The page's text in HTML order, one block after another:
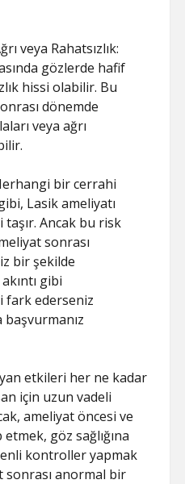
veya Rahatsızlık:
gözlerde hafif
hissi olabilir. Bu
dönemde
veya ağrı
bir cerrahi
Lasik ameliyatı
Ancak bu risk
sonrası
bir şekilde
gibi
fark ederseniz
etkileri her ne kadar
için uzun vadeli
ameliyat öncesi ve
göz sağlığına
kontroller yapmak
sonrası anormal bir